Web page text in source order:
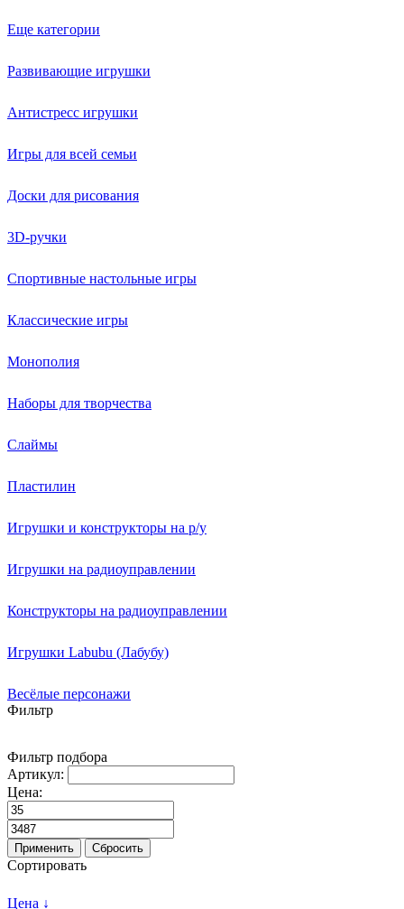
Еще категории
Развивающие игрушки
Антистресс игрушки
Игры для всей семьи
Доски для рисования
3D-ручки
Спортивные настольные игры
Классические игры
Монополия
Наборы для творчества
Слаймы
Пластилин
Игрушки и конструкторы на р/у
Игрушки на радиоуправлении
Конструкторы на радиоуправлении
Игрушки Labubu (Лабубу)
Весёлые персонажи
Фильтр
Фильтр подбора
Артикул:
Цена:
Применить Сбросить
Сортировать
Цена ↓